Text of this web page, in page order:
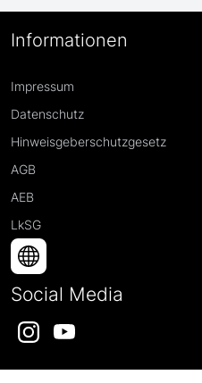
Informationen
Impressum
Datenschutz
Hinweisgeberschutzgesetz
AGB
AEB
LkSG
Social Media
InstagramYouTube